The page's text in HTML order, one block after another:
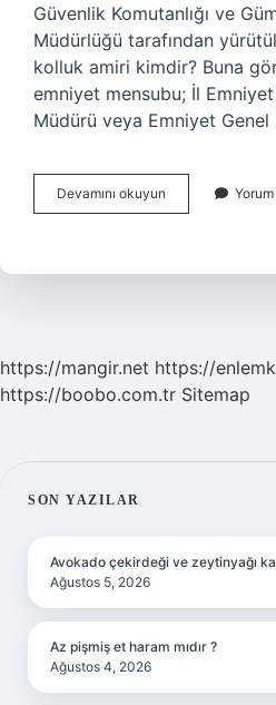
Güvenlik Komutanlığı ve
Müdürlüğü tarafından
kolluk amiri kimdir? Buna
emniyet mensubu; İl
Müdürü veya Emniyet
Devamını okuyun
Kolluk
Yorum
https://mangir.net https://
https://boobo.com.tr Sitemap
SIDEBAR
SON YAZILAR
Avokado çekirdeği ve zeytinyağı
Ağustos 5, 2026
Az pişmiş et haram mıdır ?
Ağustos 4, 2026